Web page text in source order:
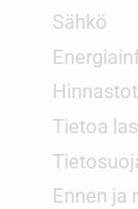
Sähkö
Tietoa
Ennen ja